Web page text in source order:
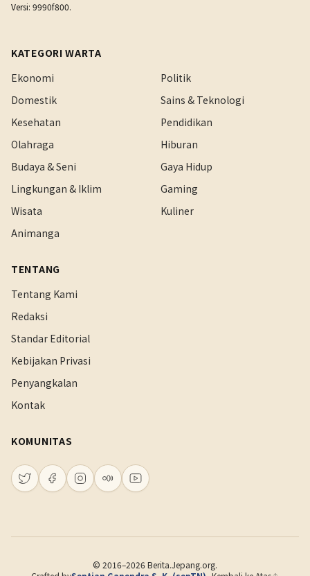
Versi: 9990f800.
KATEGORI WARTA
Ekonomi
Politik
Domestik
Sains & Teknologi
Kesehatan
Pendidikan
Olahraga
Hiburan
Budaya & Seni
Gaya Hidup
Lingkungan & Iklim
Gaming
Wisata
Kuliner
Animanga
TENTANG
Tentang Kami
Redaksi
Standar Editorial
Kebijakan Privasi
Penyangkalan
Kontak
KOMUNITAS
© 2016–2026 Berita.Jepang.org.